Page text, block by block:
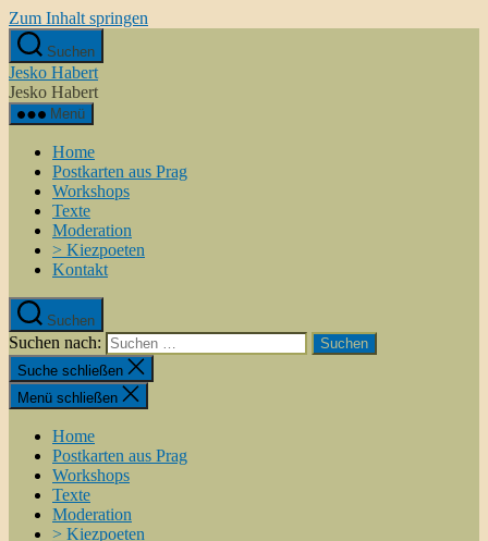
Zum Inhalt springen
Suchen
Jesko Habert
Jesko Habert
Menü
Home
Postkarten aus Prag
Workshops
Texte
Moderation
> Kiezpoeten
Kontakt
Suchen
Suchen nach:
Suche schließen
Menü schließen
Home
Postkarten aus Prag
Workshops
Texte
Moderation
> Kiezpoeten